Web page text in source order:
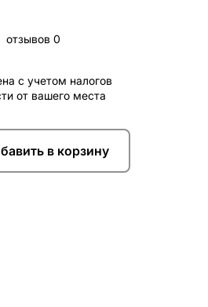
отзывов 0
с учетом налогов
от вашего места
в корзину